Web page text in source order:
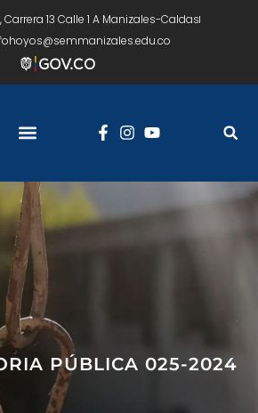
13 Calle 1 A Manizales-Caldas
PÚBLICA 025-2024